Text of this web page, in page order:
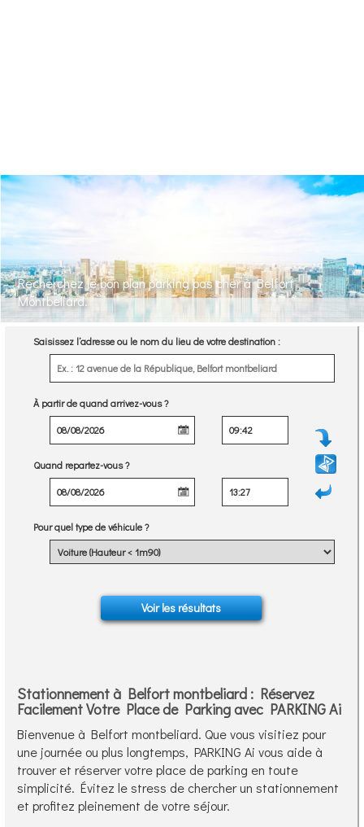
Recherchez le bon plan parking pas cher à Belfort
Montbeliard.
Saisissez l’adresse ou le nom du lieu de votre destination :
À partir de quand arrivez-vous ?
Quand repartez-vous ?
Pour quel type de véhicule ?
Stationnement à Belfort montbeliard : Réservez
Facilement Votre Place de Parking avec PARKING Ai
Bienvenue à Belfort montbeliard. Que vous visitiez pour
une journée ou plus longtemps, PARKING Ai vous aide à
trouver et réserver votre place de parking en toute
simplicité. Évitez le stress de chercher un stationnement
et profitez pleinement de votre séjour.